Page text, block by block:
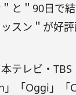
と＂90日で
スン＂が好評
テレビ・
「Oggi」「